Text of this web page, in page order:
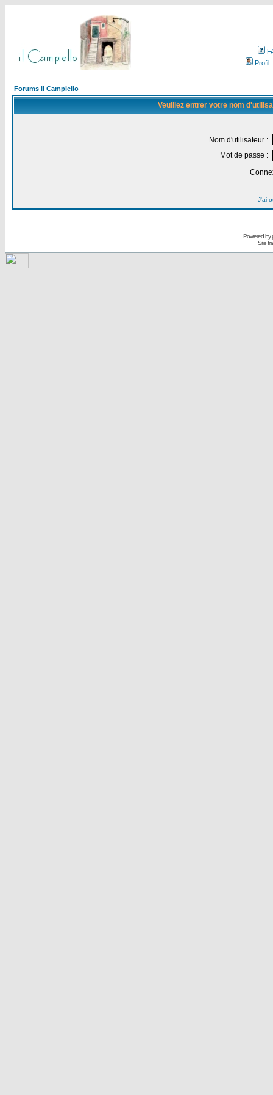
Profil
Forums il Campiello
Veuillez entrer votre nom
Nom d'utilisateur :
Mot de passe :
J'ai
Powered by
Site